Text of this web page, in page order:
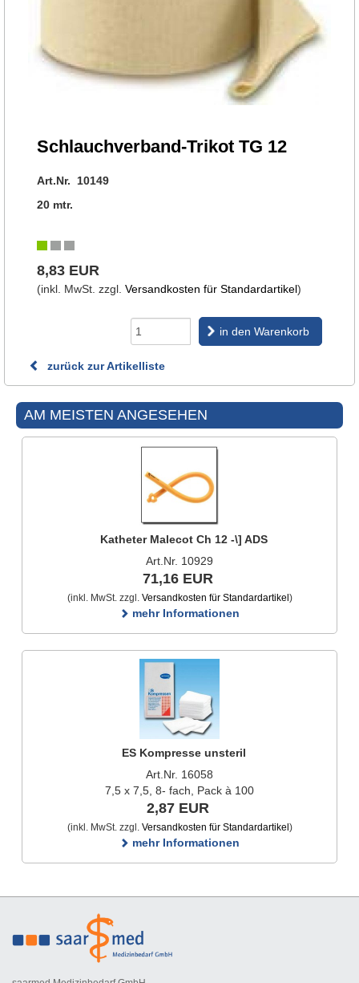
Schlauchverband-Trikot TG 12
Art.Nr. 10149
20 mtr.
8,83 EUR
(inkl. MwSt. zzgl. Versandkosten für Standardartikel)
in den Warenkorb
zurück zur Artikelliste
AM MEISTEN ANGESEHEN
Katheter Malecot Ch 12 -\] ADS
Art.Nr. 10929
71,16 EUR
(inkl. MwSt. zzgl. Versandkosten für Standardartikel )
mehr Informationen
ES Kompresse unsteril
Art.Nr. 16058
7,5 x 7,5, 8- fach, Pack à 100
2,87 EUR
(inkl. MwSt. zzgl. Versandkosten für Standardartikel )
mehr Informationen